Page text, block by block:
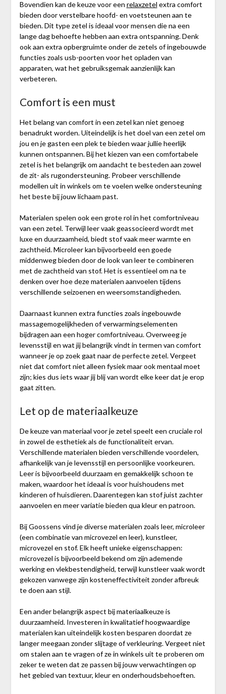
Bovendien kan de keuze voor een relaxzetel extra comfort
bieden door verstelbare hoofd- en voetsteunen aan te
bieden. Dit type zetel is ideaal voor mensen die na een
lange dag behoefte hebben aan extra ontspanning. Denk
ook aan extra opbergruimte onder de zetels of ingebouwde
functies zoals usb-poorten voor het opladen van
apparaten, wat het gebruiksgemak aanzienlijk kan
verbeteren.
Comfort is een must
Het belang van comfort in een zetel kan niet genoeg
benadrukt worden. Uiteindelijk is het doel van een zetel om
jou en je gasten een plek te bieden waar jullie heerlijk
kunnen ontspannen. Bij het kiezen van een comfortabele
zetel is het belangrijk om aandacht te besteden aan zowel
de zit- als rugondersteuning. Probeer verschillende
modellen uit in winkels om te voelen welke ondersteuning
het beste bij jouw lichaam past.
Materialen spelen ook een grote rol in het comfortniveau
van een zetel. Terwijl leer vaak geassocieerd wordt met
luxe en duurzaamheid, biedt stof vaak meer warmte en
zachtheid. Microleer kan bijvoorbeeld een goede
middenweg bieden door de look van leer te combineren
met de zachtheid van stof. Het is essentieel om na te
denken over hoe deze materialen aanvoelen tijdens
verschillende seizoenen en weersomstandigheden.
Daarnaast kunnen extra functies zoals ingebouwde
massagemogelijkheden of verwarmingselementen
bijdragen aan een hoger comfortniveau. Overweeg je
levensstijl en wat jij belangrijk vindt in termen van comfort
wanneer je op zoek gaat naar de perfecte zetel. Vergeet
niet dat comfort niet alleen fysiek maar ook mentaal moet
zijn; kies dus iets waar jij blij van wordt elke keer dat je erop
gaat zitten.
Let op de materiaalkeuze
De keuze van materiaal voor je zetel speelt een cruciale rol
in zowel de esthetiek als de functionaliteit ervan.
Verschillende materialen bieden verschillende voordelen,
afhankelijk van je levensstijl en persoonlijke voorkeuren.
Leer is bijvoorbeeld duurzaam en gemakkelijk schoon te
maken, waardoor het ideaal is voor huishoudens met
kinderen of huisdieren. Daarentegen kan stof juist zachter
aanvoelen en meer variatie bieden qua kleur en patroon.
Bij Goossens vind je diverse materialen zoals leer, microleer
(een combinatie van microvezel en leer), kunstleer,
microvezel en stof. Elk heeft unieke eigenschappen:
microvezel is bijvoorbeeld bekend om zijn ademende
werking en vlekbestendigheid, terwijl kunstleer vaak wordt
gekozen vanwege zijn kosteneffectiviteit zonder afbreuk
te doen aan stijl.
Een ander belangrijk aspect bij materiaalkeuze is
duurzaamheid. Investeren in kwalitatief hoogwaardige
materialen kan uiteindelijk kosten besparen doordat ze
langer meegaan zonder slijtage of verkleuring. Vergeet niet
om stalen aan te vragen of ze in winkels uit te proberen om
zeker te weten dat ze passen bij jouw verwachtingen op
het gebied van textuur, kleur en onderhoudsbehoeften.